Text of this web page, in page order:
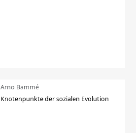
Arno Bammé
Knotenpunkte der sozialen Evolution